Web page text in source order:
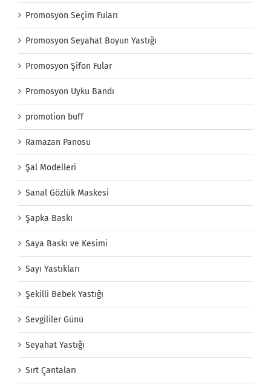
Promosyon Seçim Fuları
Promosyon Seyahat Boyun Yastığı
Promosyon Şifon Fular
Promosyon Uyku Bandı
promotion buff
Ramazan Panosu
Şal Modelleri
Sanal Gözlük Maskesi
Şapka Baskı
Saya Baskı ve Kesimi
Sayı Yastıkları
Şekilli Bebek Yastığı
Sevgililer Günü
Seyahat Yastığı
Sırt Çantaları